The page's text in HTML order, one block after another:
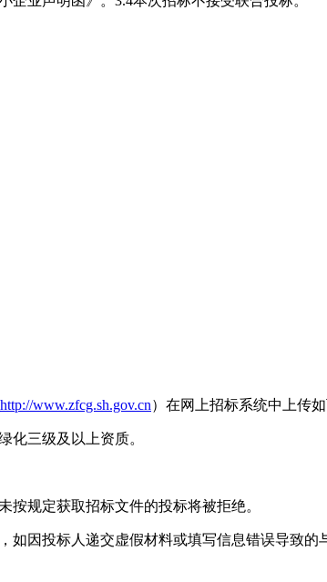
http://www.zfcg.sh.gov.cn）在网上招标系统中上传如
三级及以上资质。
规定获取招标文件的投标将被拒绝。
投标人递交虚假材料或填写信息错误导致的